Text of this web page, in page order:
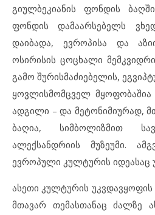
გიულბეკიანის ფონდის
ფონდის დამაარსებელს
დაიბადა, ევროპისა და
ოსირისის ცოცხალი
გამო შურისმაძიებელის,
ყოვლისმომცველ
ადგილი – და მეტონიმიურად,
ბაღია, სიმბოლიზმით
ალექსანდრიის მუზეუმი.
ევროპული კულტურის იდეასაც
ასეთი კულტურის
მთავარ თემასთანაც ძალზე